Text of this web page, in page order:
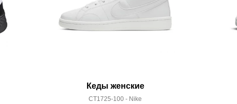
Кеды женские
CT1725-100 - Nike